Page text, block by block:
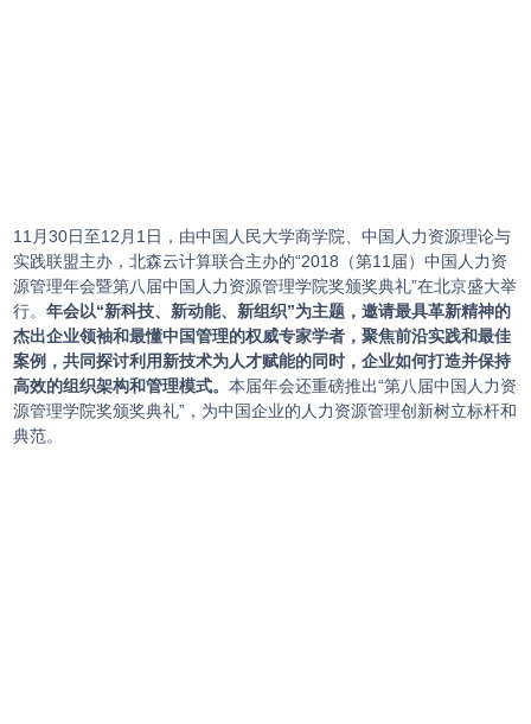
11月30日至12月1日，由中国人民大学商学院、中国人力资源理论与
实践联盟主办，北森云计算联合主办的“2018（第11届）中国人力资
源管理年会暨第八届中国人力资源管理学院奖颁奖典礼”在北京盛大举
行。年会以“新科技、新动能、新组织”为主题，邀请最具革新精神的
杰出企业领袖和最懂中国管理的权威专家学者，聚焦前沿实践和最佳
案例，共同探讨利用新技术为人才赋能的同时，企业如何打造并保持
高效的组织架构和管理模式。本届年会还重磅推出“第八届中国人力资
源管理学院奖颁奖典礼”，为中国企业的人力资源管理创新树立标杆和
典范。